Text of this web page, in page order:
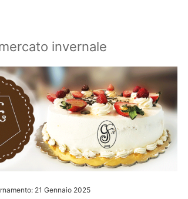
invernale
21 Gennaio 2025